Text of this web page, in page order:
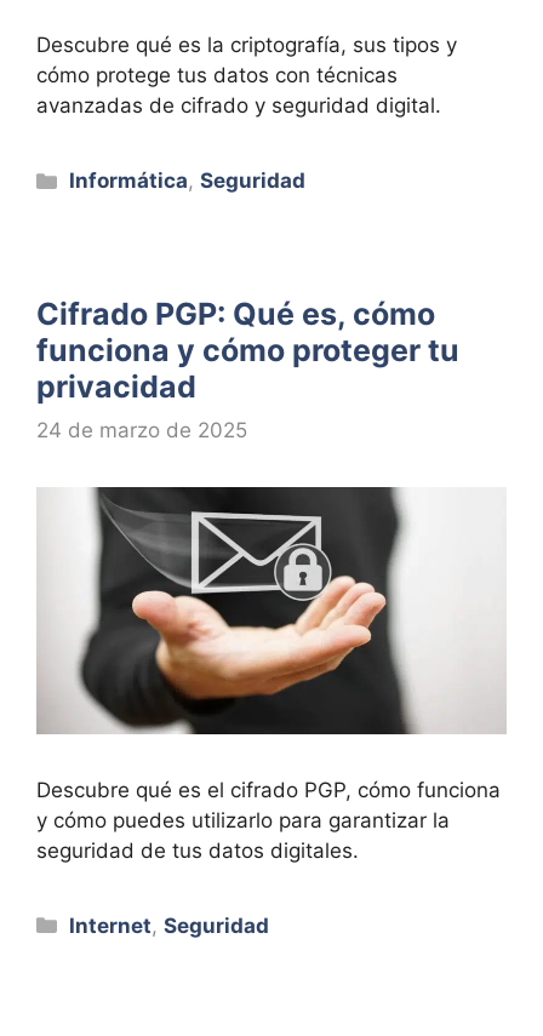
Descubre qué es la criptografía, sus tipos y
cómo protege tus datos con técnicas
avanzadas de cifrado y seguridad digital.
Categorías
Informática,Seguridad
Cifrado PGP: Qué es, cómo
funciona y cómo proteger tu
privacidad
24 de marzo de 2025
Descubre qué es el cifrado PGP, cómo funciona
y cómo puedes utilizarlo para garantizar la
seguridad de tus datos digitales.
Categorías
Internet,Seguridad